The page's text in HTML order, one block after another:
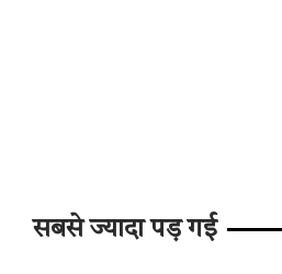
सबसे ज्यादा पड़ गई